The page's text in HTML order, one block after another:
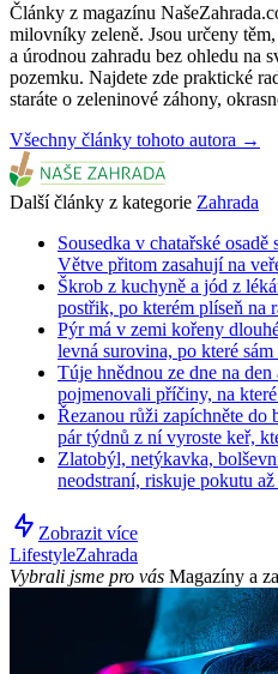
Články z magazínu
milovníky zeleně. Jsou určeny
a úrodnou zahradu bez ohledu na
pozemku. Najdete zde praktické
staráte o zeleninové záhony,
Všechny články tohoto autora →
Další články z kategorie Zahrada
Sousedka v chatařské
Větve přitom zasahují na
Škrob z kuchyně a jód z
postřik, po kterém plíseň na
Pýr má v zemi kořeny
levná surovina, po které
Túje hnědnou ze dne na
pojmenovali příčiny, na
Řezanou růži zapíchněte do
pár týdnů z ní vyroste keř,
Zlatobýl, netýkavka,
neodstraní, riskuje pokutu
Zobrazit více
LifestyleZahrada
Vybrali jsme pro vás Magazíny a